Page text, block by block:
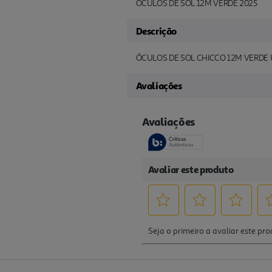
OCULOS DE SOL 12M VERDE 2025
Descrição
ÓCULOS DE SOL CHICCO 12M VERDE
Avaliações